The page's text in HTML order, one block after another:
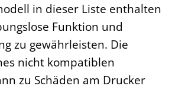
in dieser Liste enthalten
Funktion und
zu gewährleisten. Die
nicht kompatiblen
zu Schäden am Drucker